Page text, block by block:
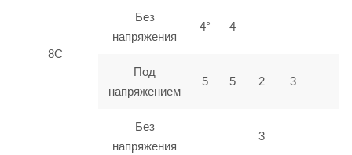
8C
Без
напряжения
4° 4
Под
напряжением
5 5 2 3
Без
напряжения
3